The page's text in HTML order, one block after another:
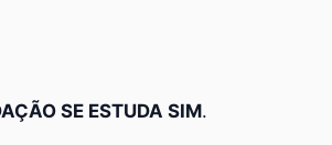
SE ESTUDA SIM.